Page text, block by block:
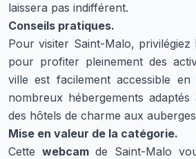
laissera pas indifférent.
Conseils pratiques.
Pour visiter Saint-Malo,
pour profiter pleinement des
ville est facilement accessible
nombreux hébergements
des hôtels de charme aux
Mise en valeur de la catégorie.
Cette webcamde Saint-Malo